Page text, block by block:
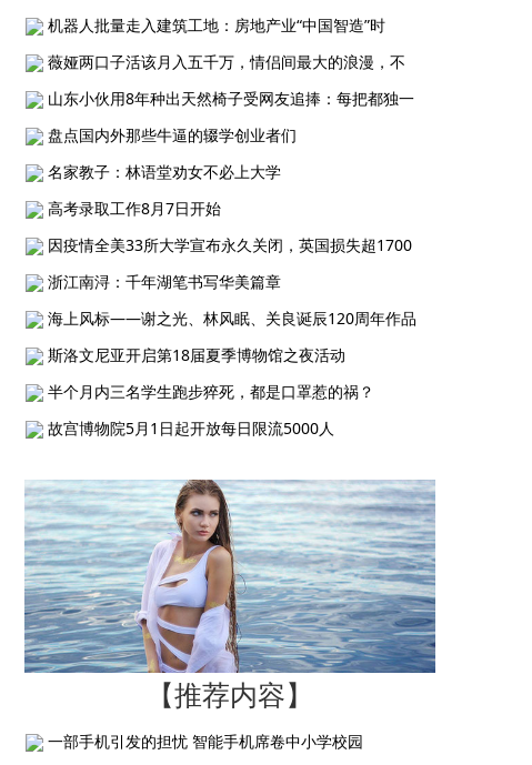
机器人批量走入建筑工地：房地产业“中国智造”时
薇娅两口子活该月入五千万，情侣间最大的浪漫，不
山东小伙用8年种出天然椅子受网友追捧：每把都独一
盘点国内外那些牛逼的辍学创业者们
名家教子：林语堂劝女不必上大学
高考录取工作8月7日开始
因疫情全美33所大学宣布永久关闭，英国损失超1700
浙江南浔：千年湖笔书写华美篇章
海上风标——谢之光、林风眠、关良诞辰120周年作品
斯洛文尼亚开启第18届夏季博物馆之夜活动
半个月内三名学生跑步猝死，都是口罩惹的祸？
故宫博物院5月1日起开放每日限流5000人
【推荐内容】
一部手机引发的担忧 智能手机席卷中小学校园